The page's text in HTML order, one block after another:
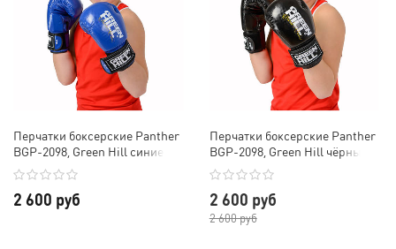
Перчатки боксерские Panther
BGP-2098, Green Hill синие
2 600 руб
Перчатки боксерские Panther
BGP-2098, Green Hill чёрные
2 600 руб
2 600 руб